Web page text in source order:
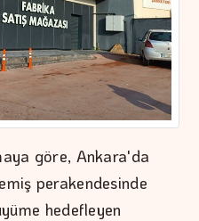
göre, Ankara'da
perakendesinde
hedefleyen